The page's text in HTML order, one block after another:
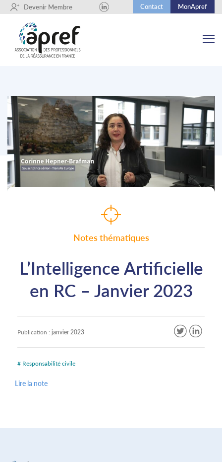
+ Devenir Membre Contact MonApref
Notes thématiques
L’Intelligence Artificielle
en RC – Janvier 2023
Publication : janvier 2023
# Responsabilité civile
Lire la note